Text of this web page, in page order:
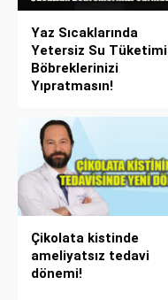
Yaz Sıcaklarında
Yetersiz Su Tüketimi
Böbreklerinizi
Yıpratmasın!
Çikolata kistinde
ameliyatsız tedavi
dönemi!